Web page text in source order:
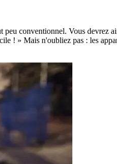
conventionnel. Vous devrez
! » Mais n'oubliez pas : les